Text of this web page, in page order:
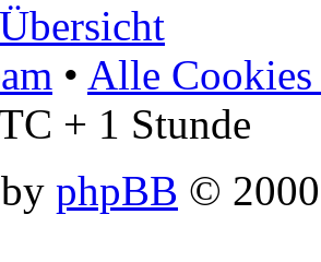
• Alle Cookies
+ 1 Stunde
phpBB ©